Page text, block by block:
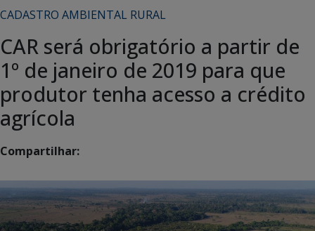
CADASTRO AMBIENTAL RURAL
CAR será obrigatório a partir de
1º de janeiro de 2019 para que
produtor tenha acesso a crédito
agrícola
Compartilhar: